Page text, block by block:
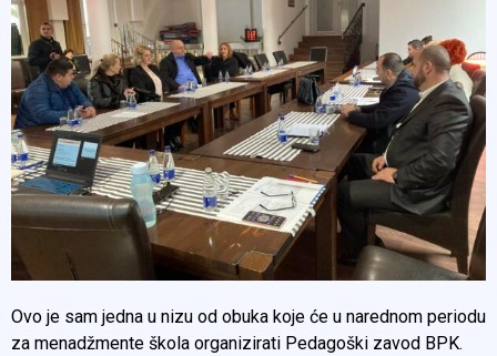
Ovo je sam jedna u nizu od obuka koje će u narednom periodu
za menadžmente škola organizirati Pedagoški zavod BPK.